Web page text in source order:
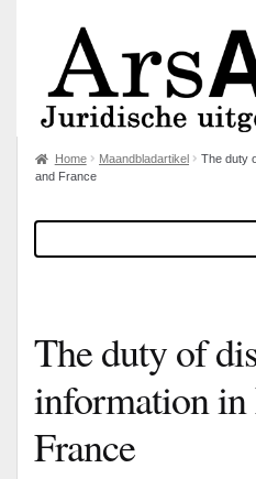
Home Maandbladartikel
The duty
and France
The duty of
information in
France